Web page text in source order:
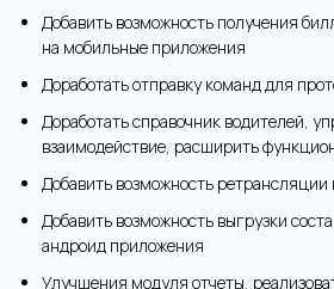
Добавить возможность получения
на мобильные приложения
Доработать отправку команд для
Доработать справочник водителей,
взаимодействие, расширить
Добавить возможность ретрансляции
Добавить возможность выгрузки
андроид приложения
Улучшения модуля отчеты,